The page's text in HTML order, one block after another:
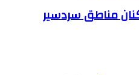
مناطق سردسیر